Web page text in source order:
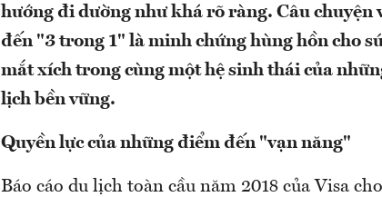
hướng đi dường như khá rõ ràng. Câu chuyện
đến "3 trong 1" là minh chứng hùng hồn cho
mắt xích trong cùng một hệ sinh thái của
lịch bền vững.
Quyền lực của những điểm đến "vạn năng"
Báo cáo du lịch toàn cầu năm 2018 của Visa